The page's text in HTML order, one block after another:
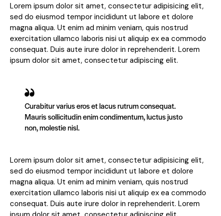
Lorem ipsum dolor sit amet, consectetur adipisicing elit,
sed do eiusmod tempor incididunt ut labore et dolore
magna aliqua. Ut enim ad minim veniam, quis nostrud
exercitation ullamco laboris nisi ut aliquip ex ea commodo
consequat. Duis aute irure dolor in reprehenderit. Lorem
ipsum dolor sit amet, consectetur adipiscing elit.
Curabitur varius eros et lacus rutrum consequat.
Mauris sollicitudin enim condimentum, luctus justo
non, molestie nisl.
Lorem ipsum dolor sit amet, consectetur adipisicing elit,
sed do eiusmod tempor incididunt ut labore et dolore
magna aliqua. Ut enim ad minim veniam, quis nostrud
exercitation ullamco laboris nisi ut aliquip ex ea commodo
consequat. Duis aute irure dolor in reprehenderit. Lorem